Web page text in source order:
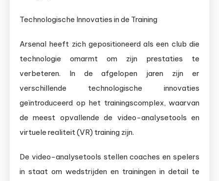
Technologische Innovaties in de Training
Arsenal heeft zich gepositioneerd als een club die
technologie omarmt om zijn prestaties te
verbeteren. In de afgelopen jaren zijn er
verschillende technologische innovaties
geïntroduceerd op het trainingscomplex, waarvan
de meest opvallende de video-analysetools en
virtuele realiteit (VR) training zijn.
De video-analysetools stellen coaches en spelers
in staat om wedstrijden en trainingen in detail te